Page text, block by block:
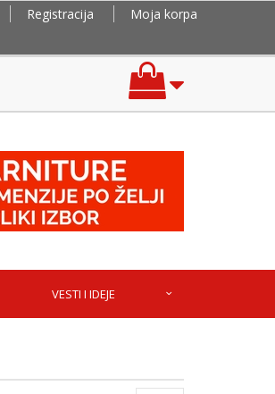
Registracija
Moja korpa
VESTI I IDEJE